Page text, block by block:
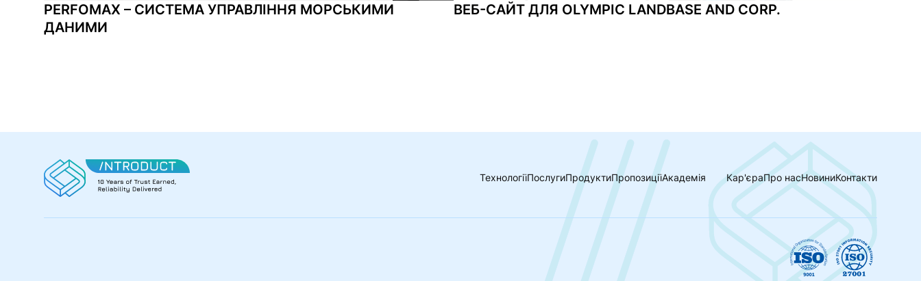
PERFOMAX – СИСТЕМА УПРАВЛІННЯ МОРСЬКИМИ
ДАНИМИ
ВЕБ-САЙТ ДЛЯ OLYMPIC LANDBASE AND CORP.
ТехнологіїПослугиПродуктиПропозиціїАкадемія Кар'єраПро насНовиниКонтакти